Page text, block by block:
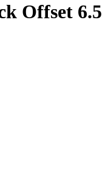
Offset 6.5